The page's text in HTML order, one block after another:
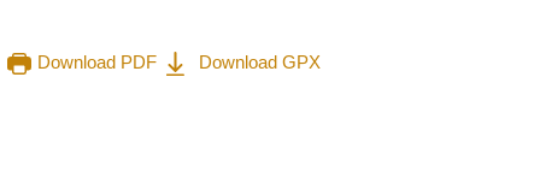
Download PDF
Download GPX